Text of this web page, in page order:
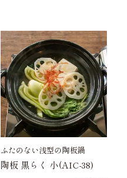
ふたのない浅型の陶板鍋
陶板 黒らく 小(AIC-38)